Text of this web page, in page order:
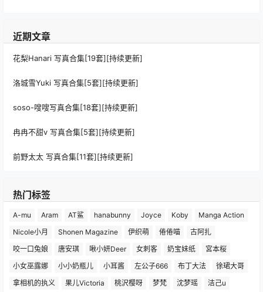
近期文章
花梨Hanari 写真合集[19套][持续更新]
洛城雪Yuki 写真合集[5套][持续更新]
soso-嗖嗖写真合集[18套][持续更新]
冉冉不甜v 写真合集[5套][持续更新]
前野太太 写真合集[11套][持续更新]
热门标签
A-mu Aram AT鲨 hanabunny Joyce Koby
Manga Action
Nicole小月
Shonen Magazine 伊织萌 倦倦喵
古阿扎
咬一口兔娘
唐安琪 啾小妍Deer 女刺客 奶宝妹纸
宮本桜
小女巫露娜
小小奶瓶儿 小耳酱 左公子666 布丁大法
徐珺大哥
拿相机的执义
果儿Victoria 桃沢樱呀 梦梵 沈梦瑶 洁己u